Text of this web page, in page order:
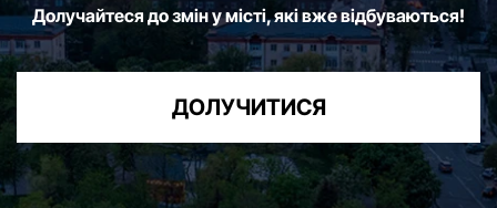
Долучайтеся до змін у місті, які вже відбуваються!
ДОЛУЧИТИСЯ